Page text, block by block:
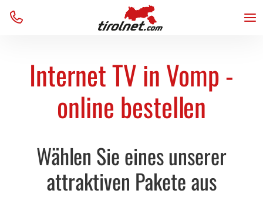
Menu
TV
Verfügbarkeit
Support
TV
Verfügbarkeit
Support
Über uns
Team
AGB
Blog
Internet TV in Vomp -
online bestellen
Wählen Sie eines unserer
attraktiven Pakete aus